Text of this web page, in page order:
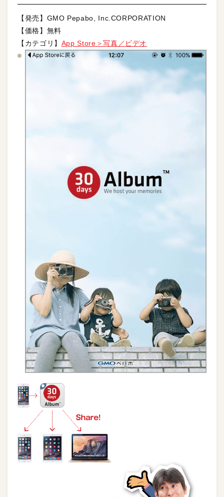
【発売】GMO Pepabo, Inc.CORPORATION
【価格】無料
【カテゴリ】 App Store＞写真／ビデオ